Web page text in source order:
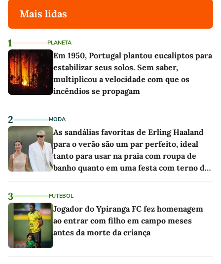
Mais lidas
1 PLANETA
Em 1950, Portugal plantou eucaliptos para
estabilizar seus solos. Sem saber,
multiplicou a velocidade com que os
incêndios se propagam
2 MODA
As sandálias favoritas de Erling Haaland
para o verão são um par perfeito, ideal
tanto para usar na praia com roupa de
banho quanto em uma festa com terno de
3 FUTEBOL
Jogador do Ypiranga FC fez homenagem
ao entrar com filho em campo meses
antes da morte da criança